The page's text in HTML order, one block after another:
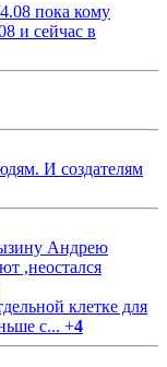
пока кому
и сейчас в
И создателям
Андрею
,неостался
клетке для
с... +4